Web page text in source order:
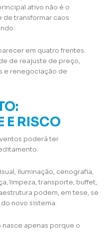
ativo não é o
de transformar caos
em quatro frentes:
de reajuste de preço,
e renegociação de
E RISCO
poderá ter
iluminação, cenografia,
limpeza, transporte, buffet,
podem, em tese, se
novo sistema.
apenas porque o